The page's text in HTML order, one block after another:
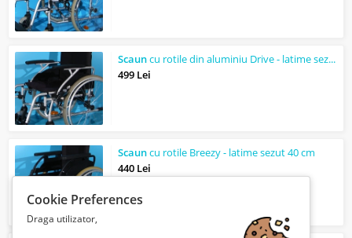
Scauncu rotile din aluminiu Drive - latime sezut 51 cm
499 Lei
Scauncu rotile Breezy - latime sezut 40 cm
440 Lei
Cookie Preferences
Draga utilizator,